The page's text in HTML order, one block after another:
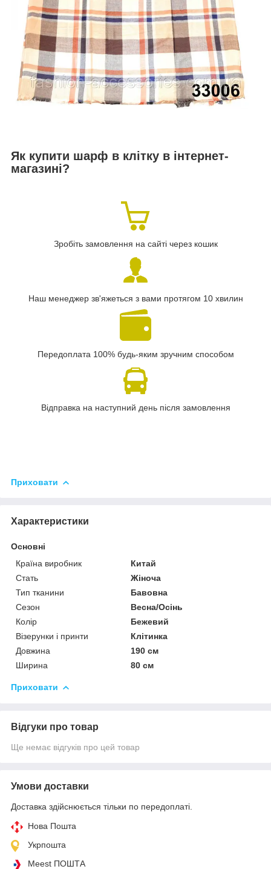
Як купити шарф в клітку в інтернет-
магазині?
Зробіть замовлення на сайті через кошик
Наш менеджер зв'яжеться з вами протягом 10 хвилин
Передоплата 100% будь-яким зручним способом
Відправка на наступний день після замовлення
Приховати
Характеристики
Основні
Країна виробник
Китай
Стать
Жіноча
Тип тканини
Бавовна
Сезон
Весна/Осінь
Колір
Бежевий
Візерунки і принти
Клітинка
Довжина
190 см
Ширина
80 см
Приховати
Відгуки про товар
Ще немає відгуків про цей товар
Умови доставки
Доставка здійснюється тільки по передоплаті.
Нова Пошта
Укрпошта
Meest ПОШТА